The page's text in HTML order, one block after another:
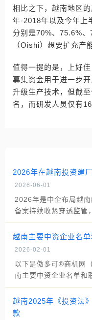
相比之下，越南地区
年-2018年以及今年上
分别是70%、75.6%
（Oishi）想要扩充产
值得一提的是，上好
募集资金用于进一步
升级生产技术，但截
名，而研发人员仅有16
2026年在越南投资建
2026-06-01
2026年是中企布局越
备案持续收紧穿透监
越南主要中资企业名
2026-02-01
以下是傲多可®商机网
南主要中资企业名单
越南2025年《投资法
款